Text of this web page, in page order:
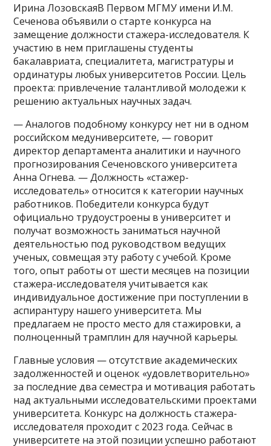
Ирина ЛозовскаяВ Первом МГМУ имени И.М.
Сеченова объявили о старте конкурса на
замещение должности стажера-исследователя. К
участию в нем приглашены студенты
бакалавриата, специалитета, магистратуры и
ординатуры любых университетов России. Цель
проекта: привлечение талантливой молодежи к
решению актуальных научных задач.
— Аналогов подобному конкурсу нет ни в одном
российском медуниверситете, — говорит
директор департамента аналитики и научного
прогнозирования Сеченовского университета
Анна Огнева. — Должность «стажер-
исследователь» относится к категории научных
работников. Победители конкурса будут
официально трудоустроены в университет и
получат возможность заниматься научной
деятельностью под руководством ведущих
ученых, совмещая эту работу с учебой. Кроме
того, опыт работы от шести месяцев на позиции
стажера-исследователя учитывается как
индивидуальное достижение при поступлении в
аспирантуру нашего университета. Мы
предлагаем не просто место для стажировки, а
полноценный трамплин для научной карьеры.
Главные условия — отсутствие академических
задолженностей и оценок «удовлетворительно»
за последние два семестра и мотивация работать
над актуальными исследовательскими проектами
университета. Конкурс на должность стажера-
исследователя проходит с 2023 года. Сейчас в
университете на этой позиции успешно работают